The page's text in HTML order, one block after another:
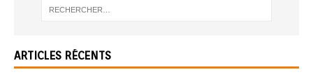
ARTICLES RÉCENTS